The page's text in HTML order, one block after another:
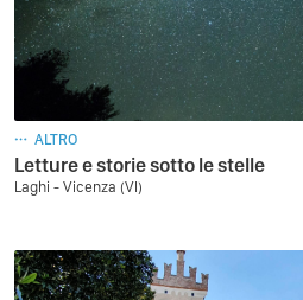
ALTRO
Letture e storie sotto le stelle
Laghi - Vicenza (VI)